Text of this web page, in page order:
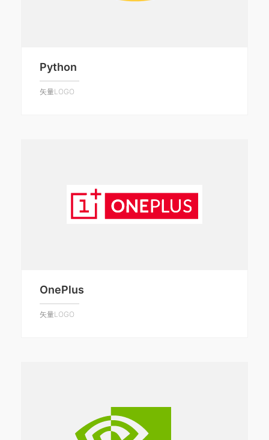
Python
矢量LOGO
OnePlus
矢量LOGO